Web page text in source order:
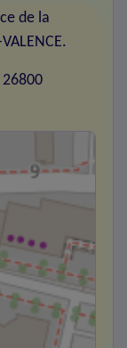
de la